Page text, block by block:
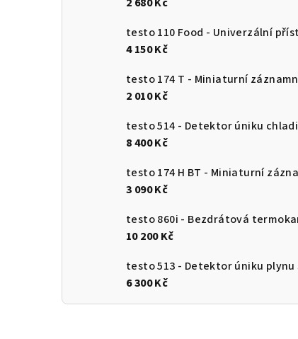
4 150 Kč
2 010 Kč
8 400 Kč
3 090 Kč
10 200 Kč
6 300 Kč